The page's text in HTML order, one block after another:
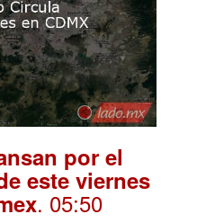
por el
este viernes
. 05:50